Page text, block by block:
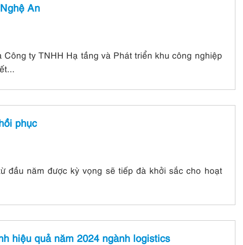
An
ty TNHH Hạ tầng và Phát triển khu công nghiệp
phục
đầu năm được kỳ vọng sẽ tiếp đà khởi sắc cho hoạt
hiệu quả năm 2024 ngành logistics